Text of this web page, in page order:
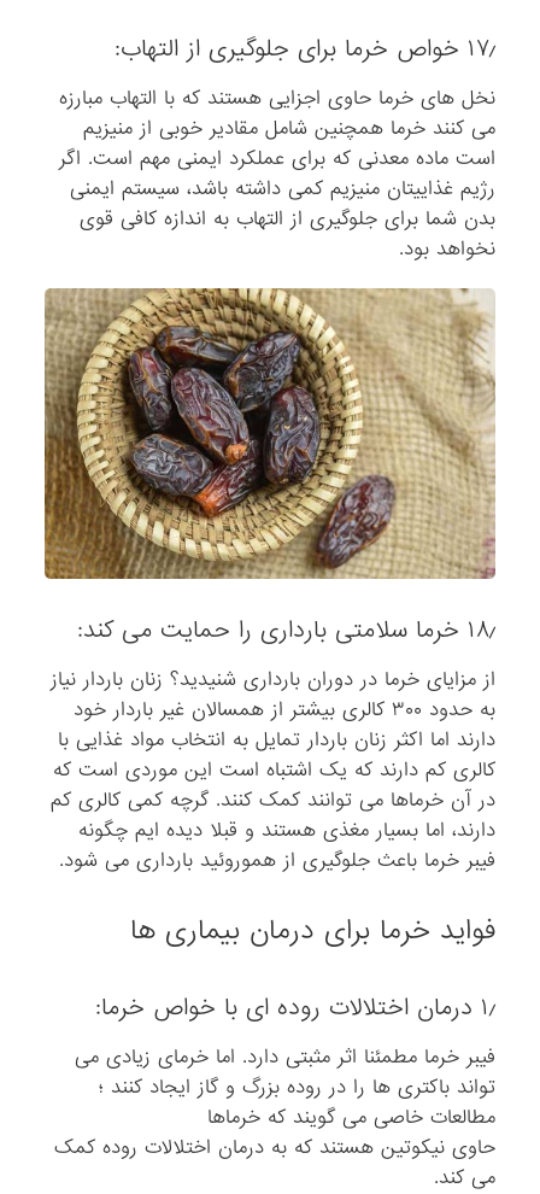
۱۷٫ خواص خرما برای جلوگیری از التهاب:
نخل های خرما حاوی اجزایی هستند که با التهاب مبارزه
می کنند خرما همچنین شامل مقادیر خوبی از منیزیم
است ماده معدنی که برای عملکرد ایمنی مهم است. اگر
رژیم غذاییتان منیزیم کمی داشته باشد، سیستم ایمنی
بدن شما برای جلوگیری از التهاب به اندازه کافی قوی
نخواهد بود.
۱۸٫ خرما سلامتی بارداری را حمایت می کند:
از مزایای خرما در دوران بارداری شنیدید؟ زنان باردار نیاز
به حدود ۳۰۰ کالری بیشتر از همسالان غیر باردار خود
دارند اما اکثر زنان باردار تمایل به انتخاب مواد غذایی با
کالری کم دارند که یک اشتباه است این موردی است که
در آن خرماها می توانند کمک کنند. گرچه کمی کالری کم
دارند، اما بسیار مغذی هستند و قبلا دیده ایم چگونه
فیبر خرما باعث جلوگیری از هموروئید بارداری می شود.
فواید خرما برای درمان بیماری ها
۱٫ درمان اختلالات روده ای با خواص خرما:
فیبر خرما مطمئنا اثر مثبتی دارد. اما خرمای زیادی می
تواند باکتری ها را در روده بزرگ و گاز ایجاد کنند ؛
مطالعات خاصی می گویند که خرماها
حاوی نیکوتین هستند که به درمان اختلالات روده کمک
می کند.